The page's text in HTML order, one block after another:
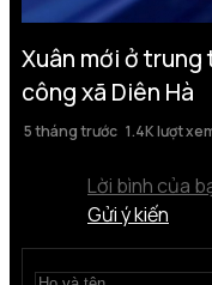
Xuân mới ở trung
công xã Diên Hà
5 tháng trước 1.4K lượt
Lời bình của
Gửi ý kiến